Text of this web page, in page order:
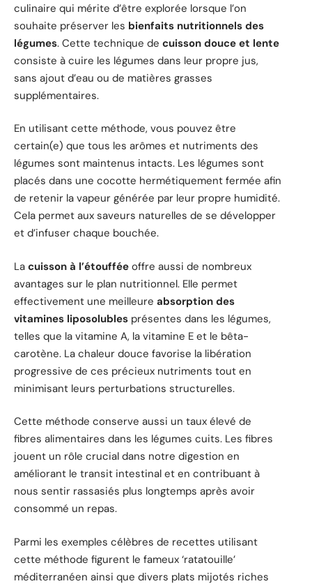
culinaire qui mérite d’être explorée lorsque l’on
souhaite préserver les bienfaits nutritionnels des
légumes. Cette technique de cuisson douce et lente
consiste à cuire les légumes dans leur propre jus,
sans ajout d’eau ou de matières grasses
supplémentaires.
En utilisant cette méthode, vous pouvez être
certain(e) que tous les arômes et nutriments des
légumes sont maintenus intacts. Les légumes sont
placés dans une cocotte hermétiquement fermée afin
de retenir la vapeur générée par leur propre humidité.
Cela permet aux saveurs naturelles de se développer
et d’infuser chaque bouchée.
La cuisson à l’étouffée offre aussi de nombreux
avantages sur le plan nutritionnel. Elle permet
effectivement une meilleure absorption des
vitamines liposolubles présentes dans les légumes,
telles que la vitamine A, la vitamine E et le bêta-
carotène. La chaleur douce favorise la libération
progressive de ces précieux nutriments tout en
minimisant leurs perturbations structurelles.
Cette méthode conserve aussi un taux élevé de
fibres alimentaires dans les légumes cuits. Les fibres
jouent un rôle crucial dans notre digestion en
améliorant le transit intestinal et en contribuant à
nous sentir rassasiés plus longtemps après avoir
consommé un repas.
Parmi les exemples célèbres de recettes utilisant
cette méthode figurent le fameux ‘ratatouille’
méditerranéen ainsi que divers plats mijotés riches